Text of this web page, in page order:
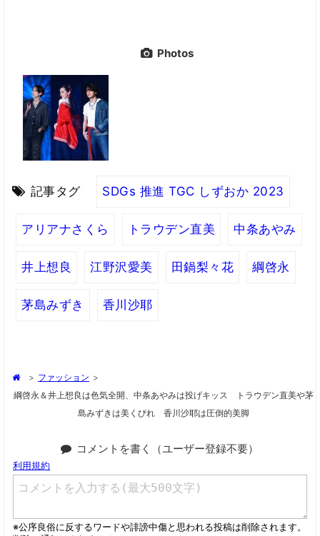
Photos
記事タグ SDGs 推進 TGC しずおか 2023
アリアナさくら トラウデン直美 中条あやみ
井上想良 江野沢愛美 田鍋梨々花 綱啓永
茅島みずき 香川沙耶
> ファッション >
綱啓永＆井上想良は色気全開、中条あやみは投げキッス トラウデン直美や茅
島みずきは美くびれ 香川沙耶は圧倒的美脚
コメントを書く（ユーザー登録不要）